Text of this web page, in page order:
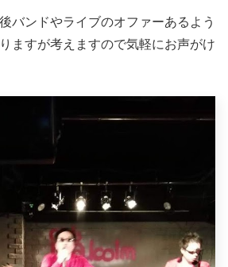
バンドやライブのオファーあるよう
ますが考えますので気軽にお声がけ